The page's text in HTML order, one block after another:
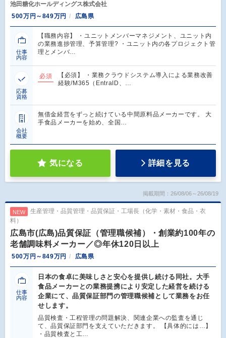
池田糖化ホールディングス株式会社
500万円～849万円
広島県
仕事
内容
【職務内容】 ・ユニットメンバーマネジメント、ユニット内
の業務進捗管理、予算管理? ・ユニット内の各プロジェクト管
理とメンバ…
応募
資格
必須
【必須】 ・業務クラウドシステム導入による業務改善
経験/M365（EntraID、…
会社
概要
無借金経営をずっと続けている中間原料品メーカーです。 大
手食品メーカーを始め、全国…
気になる 詳細を見る
掲載期間：26/08/06～26/08/19
NEW
生産管理・品質管理・品質保証・工場長（化学・素材・食品・衣
料）
広島市(広島)品質保証（管理職候補）・創業約100年の
老舗調味料メーカー／◎年休120日以上
500万円～849万円 広島県
仕事
内容
日本の食卓に美味しさと安心を提供し続ける同社。大手
食品メーカーとの業務提携により安定した経営を続ける
企業にて、品質保証部門の管理職候補として業務をお任
せします。
品質検査・工程管理の問題解決、関連企業への監査を通じ
て、品質保証部門を支えていただきます。 【具体的には…】
・品質検査と工…